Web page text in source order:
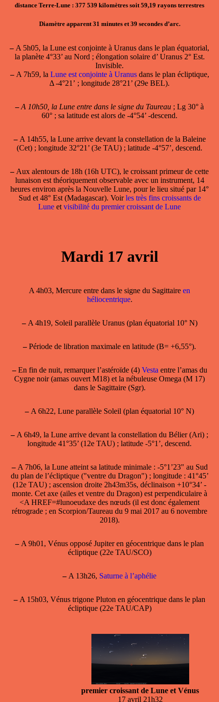
distance Terre-Lune : 377 539 kilomètres soit 59,19 rayons terrestres
Diamètre apparent 31 minutes et 39 secondes d’arc.
–A 5h05, la Lune est conjointe à Uranus dans le plan équatorial,
la planète 4°33’ au Nord ; élongation solaire d’ Uranus 2° Est.
Invisible.
–A 7h59, la Lune est conjointe à Uranusdans le plan écliptique,
Δ -4°21’ ; longitude 28°21’ (29e BEL).
– A 10h50, la Lune entre dans le signe du Taureau ; Lg 30° à
60° ; sa latitude est alors de -4°54’ -descend.
–A 14h55, la Lune arrive devant la constellation de la Baleine
(Cet) ; longitude 32°21’ (3e TAU) ; latitude -4°57’, descend.
–Aux alentours de 18h (16h UTC), le croissant primeurde cette
lunaison est théoriquement observable avec un instrument, 14
heures environ après la Nouvelle Lune, pour le lieu situé par 14°
Sud et 48° Est (Madagascar). Voirles très fins croissants de
Lune et visibilité du premier croissant de Lune
Mardi 17 avril
A 4h03, Mercure entre dans le signe du Sagittaire en
héliocentrique.
–A 4h19, Soleil parallèle Uranus (plan équatorial 10° N)
–Période de libration maximale en latitude (B= +6,55°).
–En fin de nuit, remarquer l’astéroïde (4) Vesta entre l’amas du
Cygne noir (amas ouvert M18) et la nébuleuse Omega (M 17)
dans le Sagittaire (Sgr).
–A 6h22, Lune parallèle Soleil (plan équatorial 10° N)
–A 6h49, la Lune arrive devant la constellation du Bélier (Ari) ;
longitude 41°35’ (12e TAU) ; latitude -5°1’, descend.
–A 7h06, la Lune atteint sa latitude minimale: -5°1’23" au Sud
du plan de l’écliptique ("ventre du Dragon") ; longitude : 41°45’
(12e TAU) ; ascension droite 2h43m35s, déclinaison +10°34’ -
monte. Cet axe (ailes et ventre du Dragon) est perpendiculaire à
<A HREF=#lunoeudaxe des nœuds (il est donc également
rétrograde ; en Scorpion/Taureau du 9 mai 2017 au 6 novembre
2018).
–A 9h01, Vénus opposé Jupiter en géocentrique dans le plan
écliptique (22e TAU/SCO)
–A 13h26, Saturne à l’aphélie
–A 15h03, Vénus trigone Pluton en géocentrique dans le plan
écliptique (22e TAU/CAP)
premier croissant de Lune et Vénus
17 avril 21h32